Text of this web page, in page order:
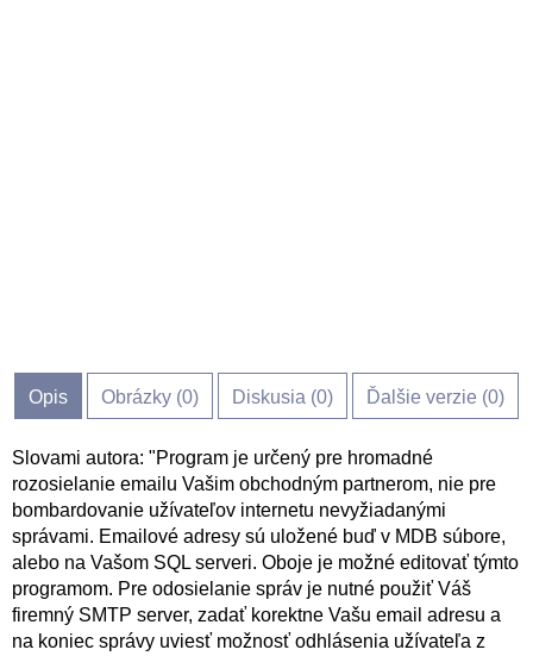
Opis Obrázky (0) Diskusia (0) Ďalšie verzie (0)
Slovami autora: "Program je určený pre hromadné
rozosielanie emailu Vašim obchodným partnerom, nie pre
bombardovanie užívateľov internetu nevyžiadanými
správami. Emailové adresy sú uložené buď v MDB súbore,
alebo na Vašom SQL serveri. Oboje je možné editovať týmto
programom. Pre odosielanie správ je nutné použiť Váš
firemný SMTP server, zadať korektne Vašu email adresu a
na koniec správy uviesť možnosť odhlásenia užívateľa z